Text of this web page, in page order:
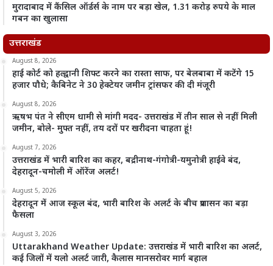
मुरादाबाद में कैंसिल ऑर्डर्स के नाम पर बड़ा खेल, 1.31 करोड़ रुपये के माल
गबन का खुलासा
उत्तराखंड
August 8, 2026
हाई कोर्ट को हल्द्वानी शिफ्ट करने का रास्ता साफ, पर बेलबाबा में कटेंगे 15
हजार पौधे; कैबिनेट ने 30 हेक्टेयर जमीन ट्रांसफर की दी मंजूरी
August 8, 2026
ऋषभ पंत ने सीएम धामी से मांगी मदद- उत्तराखंड में तीन साल से नहीं मिली
जमीन, बोले- मुफ्त नहीं, तय दरों पर खरीदना चाहता हूं!
August 7, 2026
उत्तराखंड में भारी बारिश का कहर, बद्रीनाथ-गंगोत्री-यमुनोत्री हाईवे बंद,
देहरादून-चमोली में ऑरेंज अलर्ट!
August 5, 2026
देहरादून में आज स्कूल बंद, भारी बारिश के अलर्ट के बीच प्रशासन का बड़ा
फैसला
August 3, 2026
Uttarakhand Weather Update: उत्तराखंड में भारी बारिश का अलर्ट,
कई जिलों में यलो अलर्ट जारी, कैलास मानसरोवर मार्ग बहाल